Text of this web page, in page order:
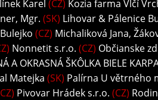
Karel (CZ) Kozia farma Vlčí
Mgr. (SK) Lihovar & Pálenice
(CZ) Michaliková Jana,
Nonnetit s.r.o. (CZ) Občianske
A OKRASNÁ ŠKÔLKA BIELE
Matejka (SK) Palírna U větrného
Pivovar Hrádek s.r.o. (CZ)